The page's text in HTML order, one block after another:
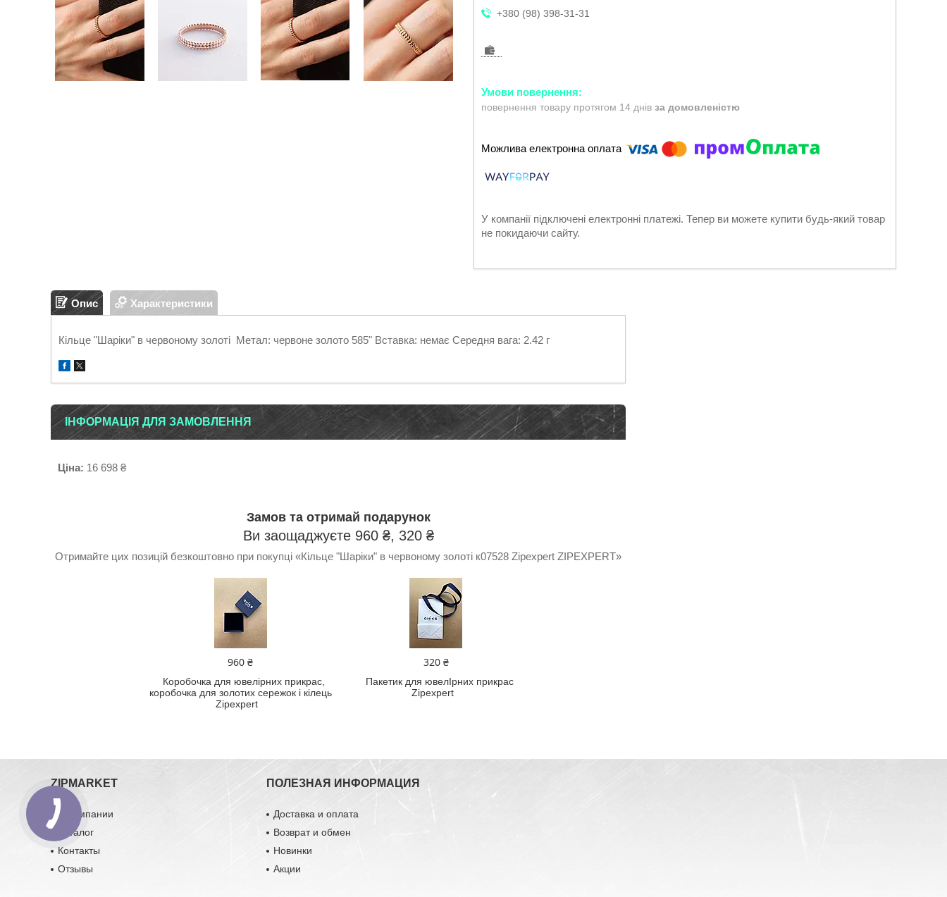
+380 (98) 398-31-31
повернення товару протягом 14 днів за домовленістю
У компанії підключені електронні платежі. Тепер ви можете купити будь-який товар
не покидаючи сайту.
Опис Характеристики
Кільце "Шаріки" в червоному золоті Метал: червоне золото 585" Вставка: немає Середня вага: 2.42 г
ІНФОРМАЦІЯ ДЛЯ ЗАМОВЛЕННЯ
Ціна: 16 698 ₴
Замов та отримай подарунок
Ви заощаджуєте 960 ₴, 320 ₴
Отримайте цих позицій безкоштовно при покупці «Кільце "Шаріки" в червоному золоті к07528 Zipexpert ZIPEXPERT»
960 ₴
Коробочка для ювелірних прикрас,
коробочка для золотих сережок і кілець
Zipexpert
320 ₴
Пакетик для ювелIрних прикрас
Zipexpert
ZIPMARKET
О компании
Каталог
Контакты
Отзывы
ПОЛЕЗНАЯ ИНФОРМАЦИЯ
Доставка и оплата
Возврат и обмен
Новинки
Акции